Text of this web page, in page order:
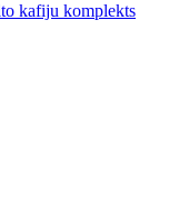
kafiju komplekts